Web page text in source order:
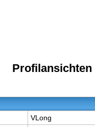
Profilansichten
VLong